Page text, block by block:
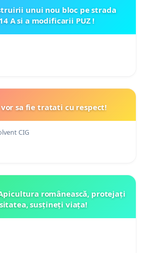
unui nou bloc pe strada
Jepilor nr. 14 A si a modificarii PUZ !
sa fie tratati cu respect!
CIG
românească, protejați
susțineți viața!